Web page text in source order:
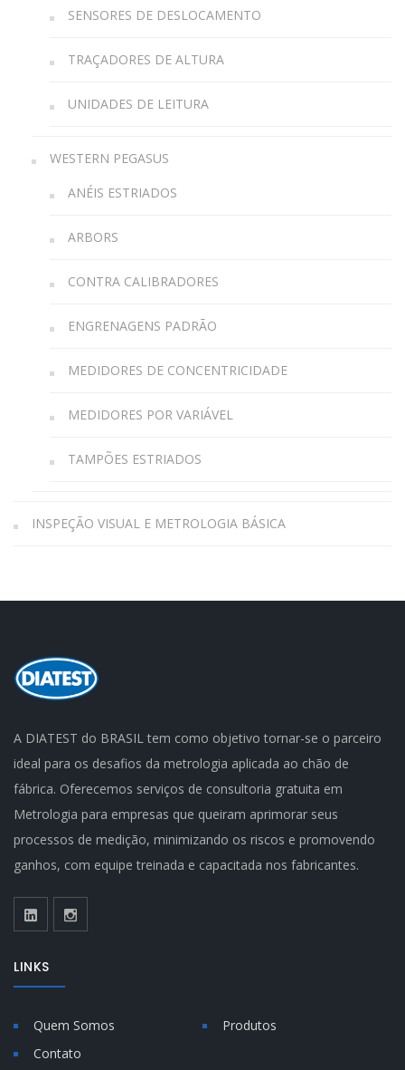
SENSORES DE DESLOCAMENTO
TRAÇADORES DE ALTURA
UNIDADES DE LEITURA
WESTERN PEGASUS
ANÉIS ESTRIADOS
ARBORS
CONTRA CALIBRADORES
ENGRENAGENS PADRÃO
MEDIDORES DE CONCENTRICIDADE
MEDIDORES POR VARIÁVEL
TAMPÕES ESTRIADOS
INSPEÇÃO VISUAL E METROLOGIA BÁSICA
A DIATEST do BRASIL tem como objetivo tornar-se o parceiro
ideal para os desafios da metrologia aplicada ao chão de
fábrica. Oferecemos serviços de consultoria gratuita em
Metrologia para empresas que queiram aprimorar seus
processos de medição, minimizando os riscos e promovendo
ganhos, com equipe treinada e capacitada nos fabricantes.
LINKS
Quem Somos
Produtos
Contato